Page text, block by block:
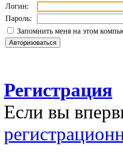
Логин:
Пароль:
Запомнить меня на этом
Регистрация
Если вы